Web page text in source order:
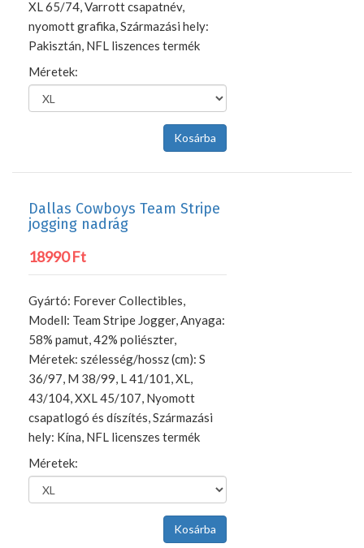
XL 65/74, Varrott csapatnév,
nyomott grafika, Származási hely:
Pakisztán, NFL liszences termék
Méretek:
Dallas Cowboys Team Stripe
jogging nadrág
18990 Ft
Gyártó: Forever Collectibles,
Modell: Team Stripe Jogger, Anyaga:
58% pamut, 42% poliészter,
Méretek: szélesség/hossz (cm): S
36/97, M 38/99, L 41/101, XL,
43/104, XXL 45/107, Nyomott
csapatlogó és díszítés, Származási
hely: Kína, NFL licenszes termék
Méretek: